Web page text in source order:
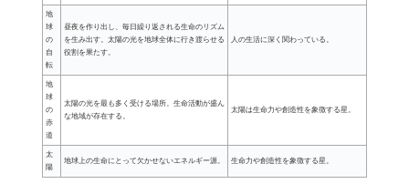
地
球
の
自
転
昼夜を作り出し、毎日繰り返される生命のリズム
を生み出す。太陽の光を地球全体に行き渡らせる
役割を果たす。
人の生活に深く関わっている。
地
球
の
赤
道
太陽の光を最も多く受ける場所。生命活動が盛ん
な地域が存在する。
太陽は生命力や創造性を象徴する星。
太
陽
地球上の生命にとって欠かせないエネルギー源。 生命力や創造性を象徴する星。